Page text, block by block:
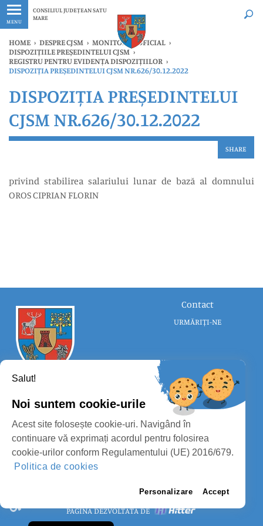
MENU
CONSILIUL JUDEȚEAN SATU
MARE
Ultimele
HOME › DESPRE CJSM › MONITORUL OFICIAL ›
DISPOZIȚIILE PREȘEDINTELUI CJSM ›
REGISTRU PENTRU EVIDENȚA DISPOZIȚIILOR ›
DISPOZIȚIA PREȘEDINTELUI CJSM NR.626/30.12.2022
DISPOZIȚIA PREȘEDINTELUI
CJSM NR.626/30.12.2022
SHARE
privind stabilirea salariului lunar de bază al domnului
OROS CIPRIAN FLORIN
PROTECȚIA DATELOR PERSONALE
MASS-MEDIA
PAGINĂ DEZVOLTATĂ DE
CONSILIUL JUDEȚEAN SATU MARE
Contact
URMĂRIȚI-NE
Salut!
Noi suntem cookie-urile
Acest site folosește cookie-uri. Navigând în
continuare vă exprimați acordul pentru folosirea
cookie-urilor conform Regulamentului (UE) 2016/679.
Politica de cookies
Personalizare Accept